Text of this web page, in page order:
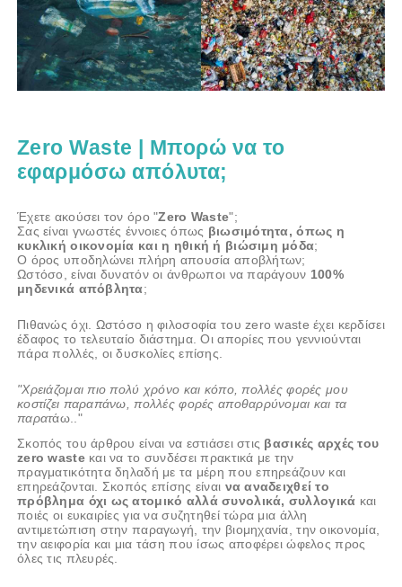
Zero Waste | Μπορώ να το
εφαρμόσω απόλυτα;
Έχετε ακούσει τον όρο "Zero Waste";
Σας είναι γνωστές έννοιες όπως βιωσιμότητα, όπως η
κυκλική οικονομία και η ηθική ή βιώσιμη μόδα;
Ο όρος υποδηλώνει πλήρη απουσία αποβλήτων;
Ωστόσο, είναι δυνατόν οι άνθρωποι να παράγουν 100%
μηδενικά απόβλητα;
Πιθανώς όχι. Ωστόσο η φιλοσοφία του zero waste έχει κερδίσει
έδαφος το τελευταίο διάστημα. Οι απορίες που γεννιούνται
πάρα πολλές, οι δυσκολίες επίσης.
"Χρειάζομαι πιο πολύ χρόνο και κόπο, πολλές φορές μου
κοστίζει παραπάνω, πολλές φορές αποθαρρύνομαι και τα
παρατάω.."
Σκοπός του άρθρου είναι να εστιάσει στις βασικές αρχές του
zero wasteκαι να το συνδέσει πρακτικά με την
πραγματικότητα δηλαδή με τα μέρη που επηρεάζουν και
επηρεάζονται. Σκοπός επίσης είναι να αναδειχθεί το
πρόβλημα όχι ως ατομικό αλλά συνολικά, συλλογικά και
ποιές οι ευκαιρίες για να συζητηθεί τώρα μια άλλη
αντιμετώπιση στην παραγωγή, την βιομηχανία, την οικονομία,
την αειφορία και μια τάση που ίσως αποφέρει ώφελος προς
όλες τις πλευρές.